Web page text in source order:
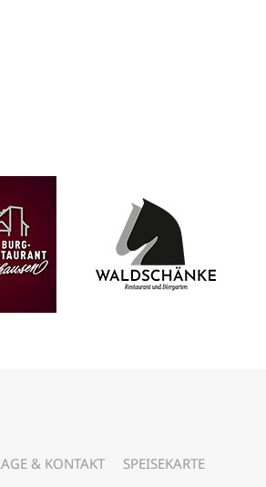
& KONTAKT SPEISEKARTE